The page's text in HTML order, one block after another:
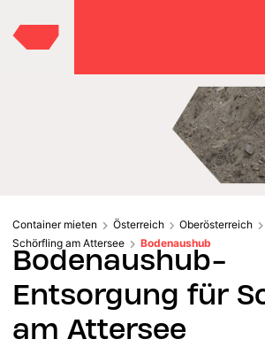
Container mieten Österreich Oberösterreich
Schörfling am Attersee
Bodenaushub
Bodenaushub-
Entsorgung für
am Attersee